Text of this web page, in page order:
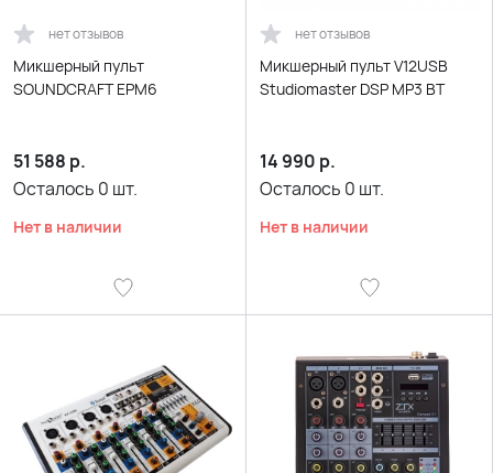
нет отзывов
Микшерный пульт
SOUNDCRAFT EPM6
51 588 р.
Осталось 0 шт.
Нет в наличии
нет отзывов
Микшерный пульт V12USB
Studiomaster DSP MP3 BT
14 990 р.
Осталось 0 шт.
Нет в наличии